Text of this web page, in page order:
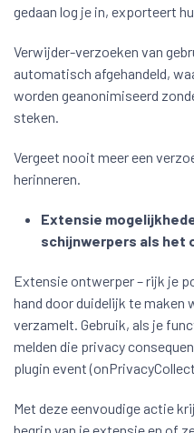
gedaan log je in, exporteert
Verwijder-verzoeken van
automatisch afgehandeld,
worden geanonimiseerd
steken.
Vergeet nooit meer een
herinneren.
Extensie
schijnwerpers als het
Extensie ontwerper – rijk je
hand door duidelijk te maken
verzamelt. Gebruik, als je
melden die privacy
plugin event
Met deze eenvoudige actie